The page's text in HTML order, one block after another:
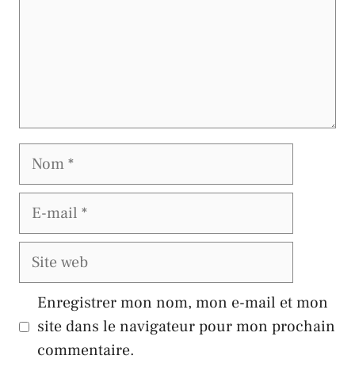
Nom
E-
Site
Enregistrer mon nom, mon e-mail et mon
site dans le navigateur pour mon prochain
commentaire.